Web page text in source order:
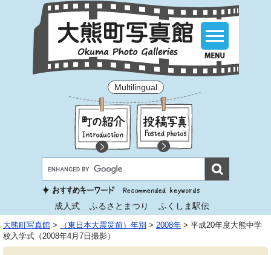
Multilingual
成人式 ふるさとまつり ふくしま駅伝
大熊町写真館 > （東日本大震災前）年別 > 2008年 > 平成20年度大熊中学
校入学式（2008年4月7日撮影）